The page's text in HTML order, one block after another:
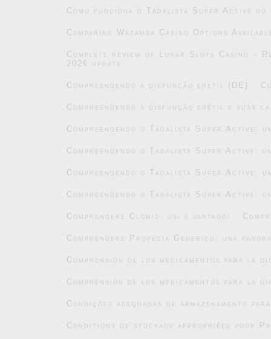
Como funciona o Tadalista Super Active no
Comparing Wazamba Casino Options
Complete review of Lunar Slots Casino –
2026 update
Compreendendo a disfunção erétil (DE)
Compreendendo a disfunção erétil e suas
Compreendendo o Tadalista Super Active:
Compreendendo o Tadalista Super Active:
Compreendendo o Tadalista Super Active:
Compreendendo o Tadalista Super Active:
Comprendere Clomid: usi e vantaggi
Comprendere Propecia Generico: una
Comprensión de los medicamentos para la
Comprensión de los medicamentos para la
Condições adequadas de armazenamento
Conditions de stockage appropriées pour